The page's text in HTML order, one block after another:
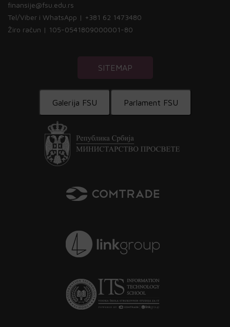
finansije@fsu.edu.rs
Tel/Viber i WhatsApp | +381 62 1473480
Žiro račun | 105-0541809000001-80
SITEMAP
Galerija FSU Parlament FSU